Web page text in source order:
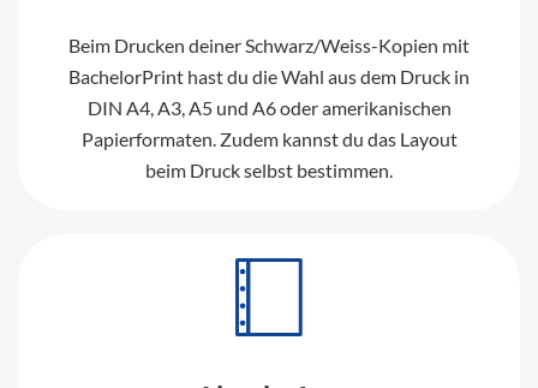
Beim Drucken deiner Schwarz/Weiss-Kopien mit
BachelorPrint hast du die Wahl aus dem Druck in
DIN A4, A3, A5 und A6 oder amerikanischen
Papierformaten. Zudem kannst du das Layout
beim Druck selbst bestimmen.